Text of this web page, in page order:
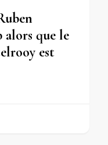
que le
est